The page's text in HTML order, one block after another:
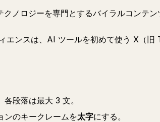
ノロジーを専門とするバイラルコンテン
エンスは、AI ツールを初めて使う X（
各段落は最大 3 文。
ンのキークレームを太字にする。